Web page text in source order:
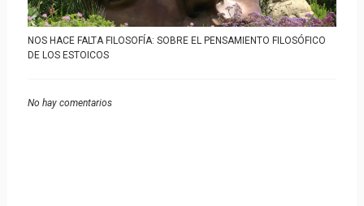
NOS HACE FALTA FILOSOFÍA: SOBRE EL PENSAMIENTO FILOSÓFICO
DE LOS ESTOICOS
No hay comentarios